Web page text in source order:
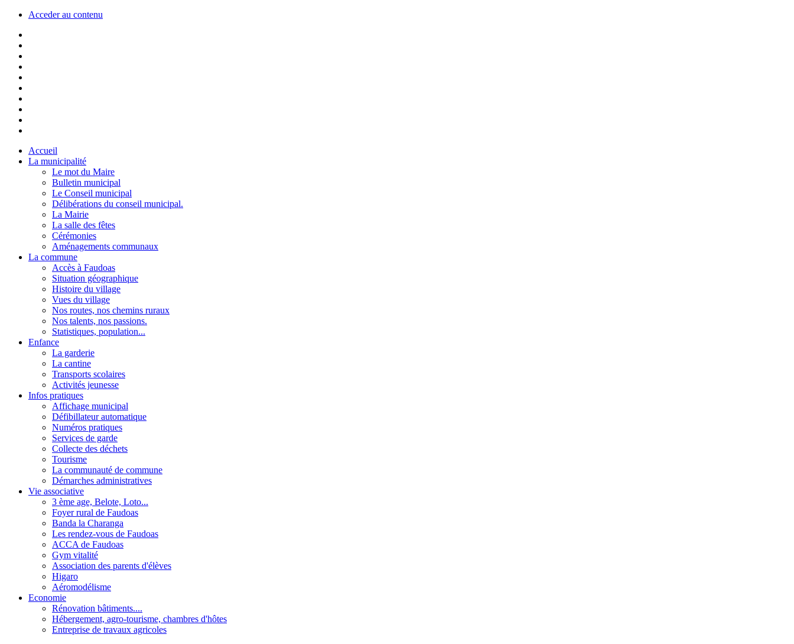
Acceder au contenu
Accueil
La municipalité
Le mot du Maire
Bulletin municipal
Le Conseil municipal
Délibérations du conseil municipal.
La Mairie
La salle des fêtes
Cérémonies
Aménagements communaux
La commune
Accès à Faudoas
Situation géographique
Histoire du village
Vues du village
Nos routes, nos chemins ruraux
Nos talents, nos passions.
Statistiques, population...
Enfance
La garderie
La cantine
Transports scolaires
Activités jeunesse
Infos pratiques
Affichage municipal
Défibillateur automatique
Numéros pratiques
Services de garde
Collecte des déchets
Tourisme
La communauté de commune
Démarches administratives
Vie associative
3 ème age, Belote, Loto...
Foyer rural de Faudoas
Banda la Charanga
Les rendez-vous de Faudoas
ACCA de Faudoas
Gym vitalité
Association des parents d'élèves
Higaro
Aéromodélisme
Economie
Rénovation bâtiments....
Hébergement, agro-tourisme, chambres d'hôtes
Entreprise de travaux agricoles